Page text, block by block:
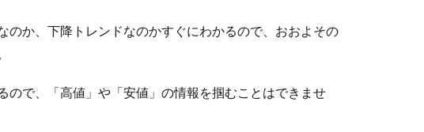
のか、下降トレンドなのかすぐにわかるので、おおよその
ので、「高値」や「安値」の情報を掴むことはできませ